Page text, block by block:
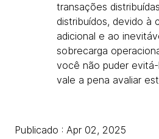
transações
distribuídos, devido à
adicional e ao
sobrecarga
você não puder
vale a pena avaliar
Publicado : Apr 02, 2025